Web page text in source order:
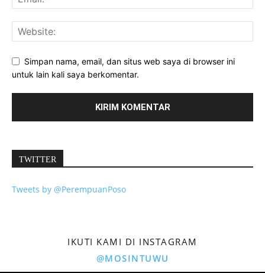
Simpan nama, email, dan situs web saya di browser ini
untuk lain kali saya berkomentar.
TWITTER
Tweets by @PerempuanPoso
IKUTI KAMI DI INSTAGRAM
@MOSINTUWU